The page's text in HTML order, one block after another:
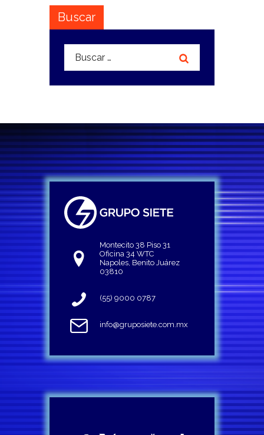
Buscar
Buscar:
Montecito 38 Piso 31
Oficina 34 WTC
Napoles, Benito Juárez
03810
(55) 9000 0787
info@gruposiete.com.mx